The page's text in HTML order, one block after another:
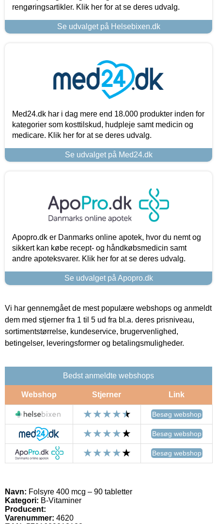
rengøringsartikler. Klik her for at se deres udvalg.
Se udvalget på Helsebixen.dk
Med24.dk har i dag mere end 18.000 produkter inden for
kategorier som kosttilskud, hudpleje samt medicin og
medicare. Klik her for at se deres udvalg.
Se udvalget på Med24.dk
Apopro.dk er Danmarks online apotek, hvor du nemt og
sikkert kan købe recept- og håndkøbsmedicin samt
andre apoteksvarer. Klik her for at se deres udvalg.
Se udvalget på Apopro.dk
Vi har gennemgået de mest populære webshops og anmeldt
dem med stjerner fra 1 til 5 ud fra bl.a. deres prisniveau,
sortimentstørrelse, kundeservice, brugervenlighed,
betingelser, leveringsformer og betalingsmuligheder.
Bedst anmeldte webshops
Webshop Stjerner Link
Besøg webshop
Besøg webshop
Besøg webshop
Navn: Folsyre 400 mcg – 90 tabletter
Kategori: B-Vitaminer
Producent:
Varenummer: 4620